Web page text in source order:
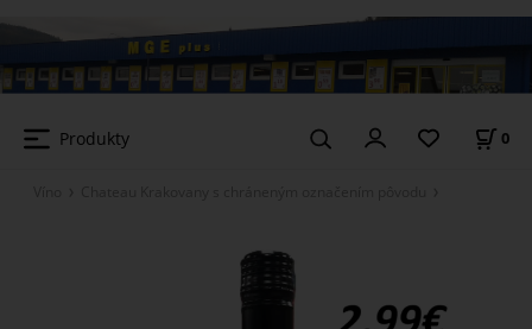
Produkty 0